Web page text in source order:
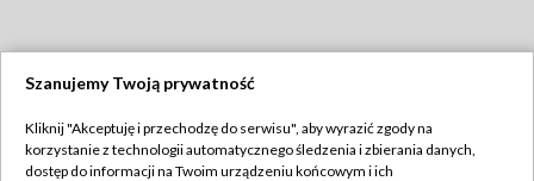
TVP
Szanujemy Twoją prywatność
Kliknij "Akceptuję i przechodzę do serwisu", aby wyrazić zgody na
korzystanie z technologii automatycznego śledzenia i zbierania danych,
dostęp do informacji na Twoim urządzeniu końcowym i ich